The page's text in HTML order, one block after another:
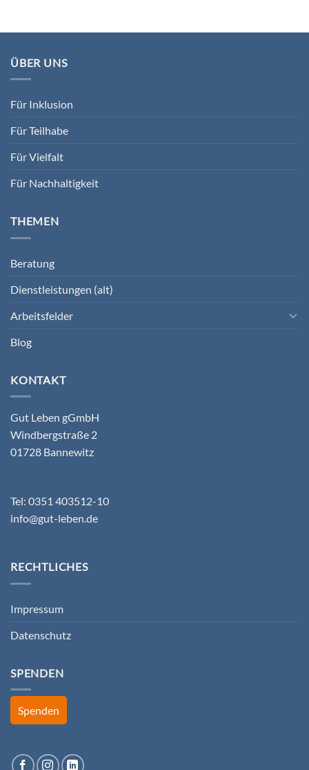
ÜBER UNS
Für Inklusion
Für Teilhabe
Für Vielfalt
Für Nachhaltigkeit
THEMEN
Beratung
Dienstleistungen (alt)
Arbeitsfelder
Blog
KONTAKT
Gut Leben gGmbH
Windbergstraße 2
01728 Bannewitz
Tel: 0351 403512-10
info@gut-leben.de
RECHTLICHES
Impressum
Datenschutz
SPENDEN
Spenden